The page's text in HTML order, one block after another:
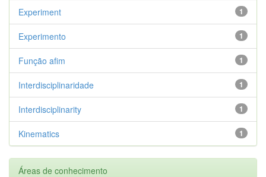
1
Experiment
1
Experimento
1
Função afim
1
Interdisciplinaridade
1
Interdisciplinarity
1
Kinematics
Áreas de conhecimento